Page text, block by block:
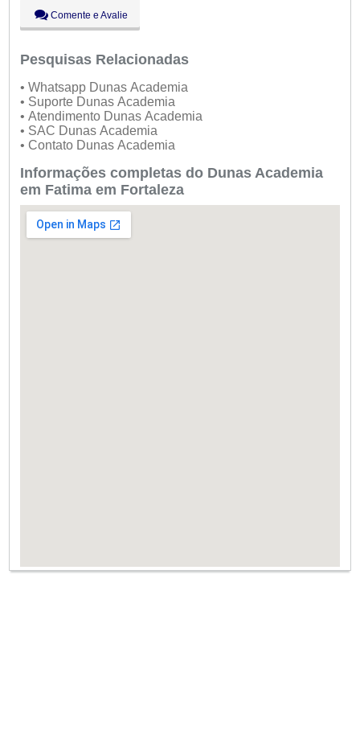
Sáb:
Dom:
Fechado
Comente e Avalie
Pesquisas Relacionadas
• Whatsapp Dunas Academia
• Suporte Dunas Academia
• Atendimento Dunas Academia
• SAC Dunas Academia
• Contato Dunas Academia
Informações completas do Dunas Academia
em Fatima em Fortaleza